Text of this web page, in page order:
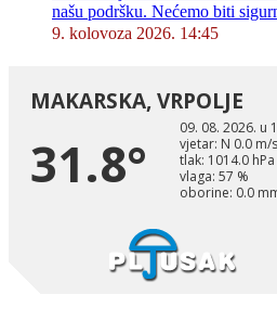
našu podršku. Nećemo biti
9. kolovoza 2026. 14:45